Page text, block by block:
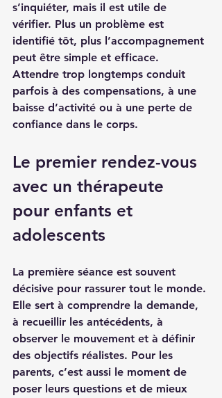
s’inquiéter, mais il est utile de
vérifier. Plus un problème est
identifié tôt, plus l’accompagnement
peut être simple et efficace.
Attendre trop longtemps conduit
parfois à des compensations, à une
baisse d’activité ou à une perte de
confiance dans le corps.
Le premier rendez-vous
avec un thérapeute
pour enfants et
adolescents
La première séance est souvent
décisive pour rassurer tout le monde.
Elle sert à comprendre la demande,
à recueillir les antécédents, à
observer le mouvement et à définir
des objectifs réalistes. Pour les
parents, c’est aussi le moment de
poser leurs questions et de mieux